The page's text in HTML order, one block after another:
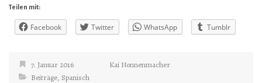
Teilen mit:
Facebook Twitter WhatsApp Tumblr
7. Januar 2016
Kai Nonnenmacher
Beiträge, Spanisch